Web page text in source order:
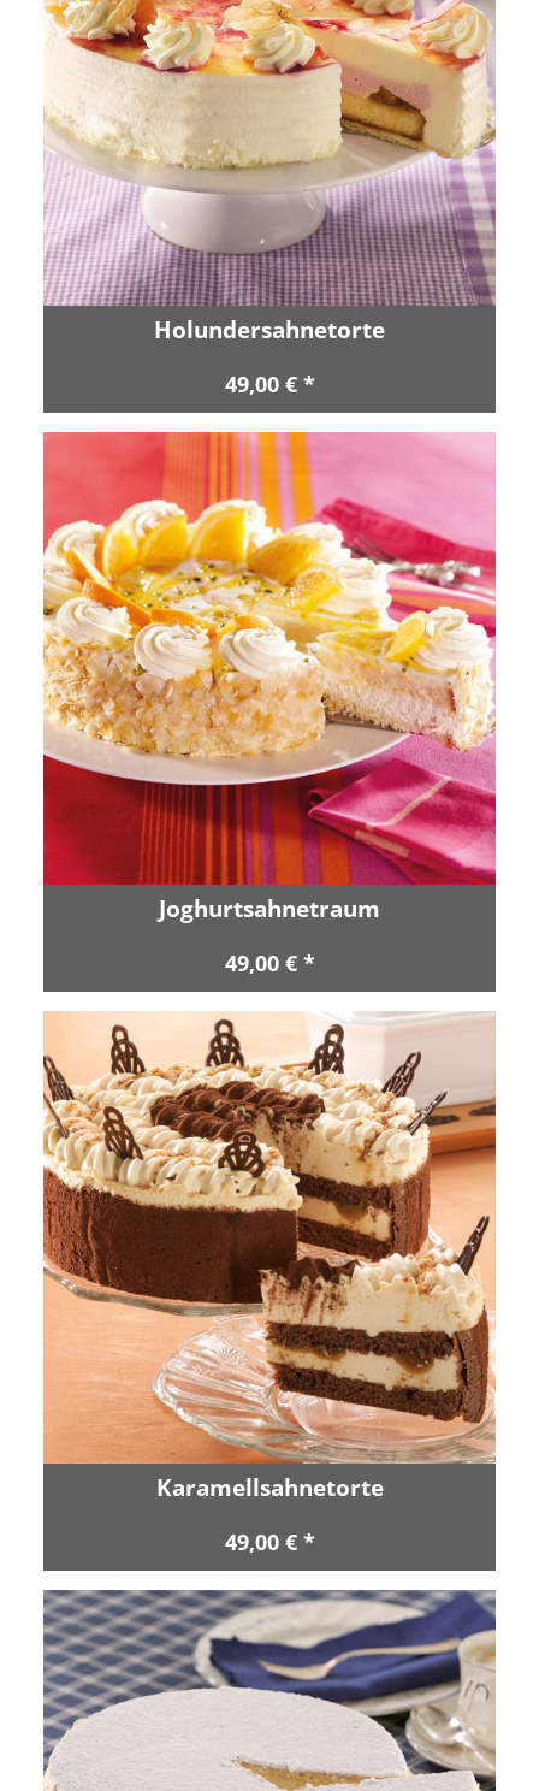
Holundersahnetorte
49,00 € *
Joghurtsahnetraum
49,00 € *
Karamellsahnetorte
49,00 € *